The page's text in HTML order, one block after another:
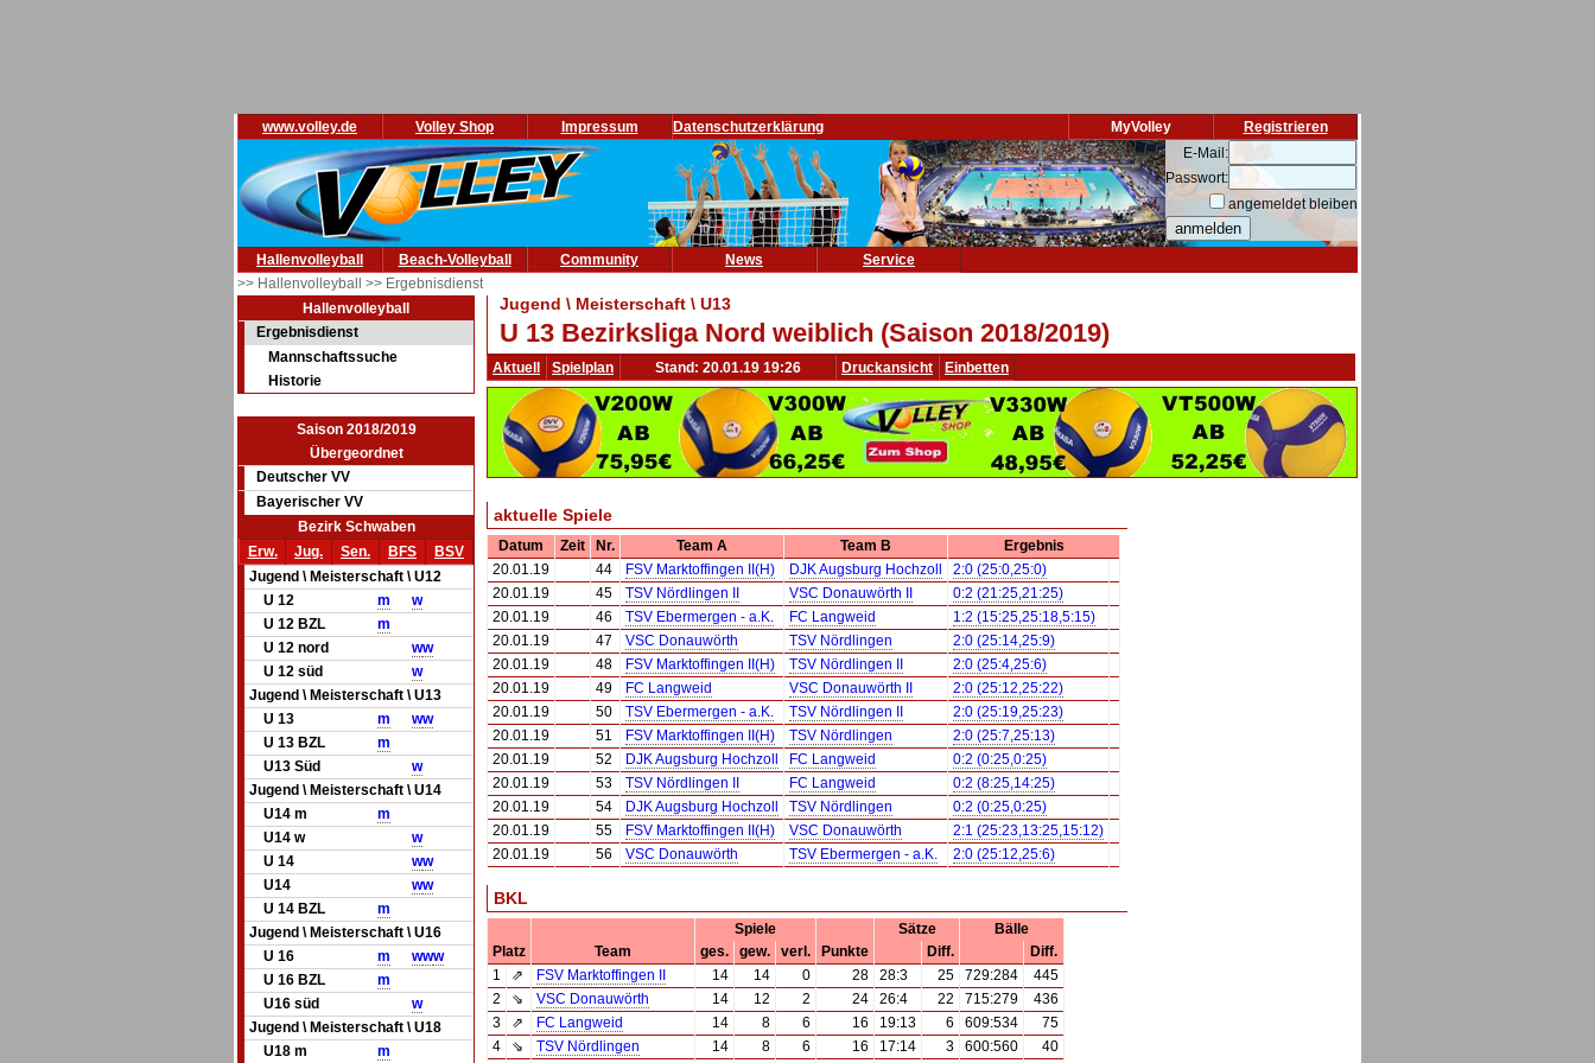
www.volley.de Volley Shop Impressum Datenschutzerklärung Registrieren
MyVolley
E-Mail:
Passwort:
angemeldet bleiben
Hallenvolleyball Beach-Volleyball Community News
Service
>> Hallenvolleyball >> Ergebnisdienst
Hallenvolleyball
Ergebnisdienst
Mannschaftssuche
Historie
Saison 2018/2019
Übergeordnet
Deutscher VV
Bayerischer VV
Bezirk Schwaben
Erw.
Jug. Sen. BFS
BSV
Jugend \ Meisterschaft \ U12
U 12
m
w
U 12 BZL
m
U 12 nord
ww
U 12 süd
w
Jugend \ Meisterschaft \ U13
U 13
m ww
U 13 BZL
m
U13 Süd
w
Jugend \ Meisterschaft \ U14
U14 m
m
U14 w
w
U 14
ww
U14
ww
U 14 BZL
m
Jugend \ Meisterschaft \ U16
U 16
m www
U 16 BZL
m
U16 süd
w
Jugend \ Meisterschaft \ U18
U18 m
m
Jugend \ Meisterschaft \ U13
U 13 Bezirksliga Nord weiblich (Saison 2018/2019)
Aktuell Spielplan Stand: 20.01.19 19:26 Druckansicht Einbetten
aktuelle Spiele
Datum Zeit Nr. Team A Team B
Ergebnis
20.01.19
44 FSV Marktoffingen II(H) DJK Augsburg Hochzoll
2:0 (25:0,25:0)
20.01.19
45 TSV Nördlingen II VSC Donauwörth II
0:2 (21:25,21:25)
20.01.19
46 TSV Ebermergen - a.K. FC Langweid
1:2 (15:25,25:18,5:15)
20.01.19
47 VSC Donauwörth TSV Nördlingen
2:0 (25:14,25:9)
20.01.19
48 FSV Marktoffingen II(H) TSV Nördlingen II
2:0 (25:4,25:6)
20.01.19
49 FC Langweid VSC Donauwörth II
2:0 (25:12,25:22)
20.01.19
50 TSV Ebermergen - a.K. TSV Nördlingen II
2:0 (25:19,25:23)
20.01.19
51 FSV Marktoffingen II(H) TSV Nördlingen
2:0 (25:7,25:13)
20.01.19
52 DJK Augsburg Hochzoll FC Langweid
0:2 (0:25,0:25)
20.01.19
53 TSV Nördlingen II FC Langweid
0:2 (8:25,14:25)
20.01.19
54 DJK Augsburg Hochzoll TSV Nördlingen
0:2 (0:25,0:25)
20.01.19
55 FSV Marktoffingen II(H) VSC Donauwörth
2:1 (25:23,13:25,15:12)
20.01.19
56 VSC Donauwörth TSV Ebermergen - a.K. 2:0 (25:12,25:6)
BKL
Spiele Sätze
Bälle
Platz
Team ges. gew. verl. Punkte Diff.
Diff.
1
⇗ FSV Marktoffingen II 14 14 0 28 28:3 25 729:284
445
2
⇘ VSC Donauwörth 14 12 2 24 26:4 22 715:279
436
3
⇗ FC Langweid 14 8 6 16 19:13 6 609:534
75
4
⇘ TSV Nördlingen 14 8 6 16 17:14 3 600:560
40